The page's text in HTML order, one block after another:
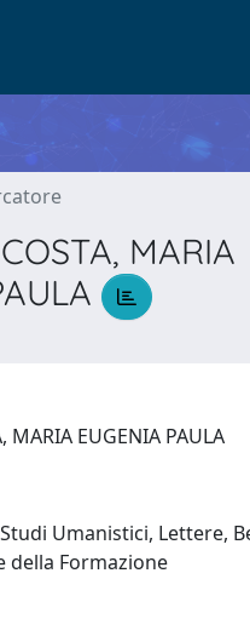
MARIA
MARIA EUGENIA PAULA
Umanistici, Lettere,
della Formazione